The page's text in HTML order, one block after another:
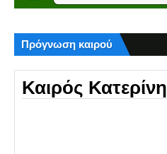
Πρόγνωση καιρού
Καιρός Κατερίνη